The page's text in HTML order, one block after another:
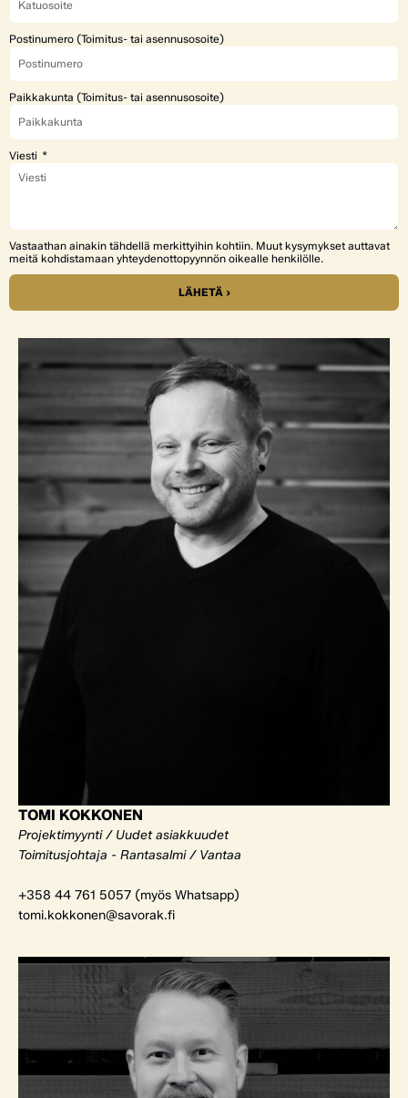
Postinumero (Toimitus- tai asennusosoite)
Paikkakunta (Toimitus- tai asennusosoite)
Viesti
Vastaathan ainakin tähdellä merkittyihin kohtiin. Muut kysymykset auttavat
meitä kohdistamaan yhteydenottopyynnön oikealle henkilölle.
LÄHETÄ ›
TOMI KOKKONEN
Projektimyynti / Uudet asiakkuudet
Toimitusjohtaja - Rantasalmi / Vantaa
+358 44 761 5057 (myös Whatsapp)
tomi.kokkonen@savorak.fi